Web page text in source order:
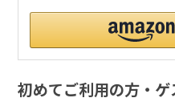
初めてご利用の方・